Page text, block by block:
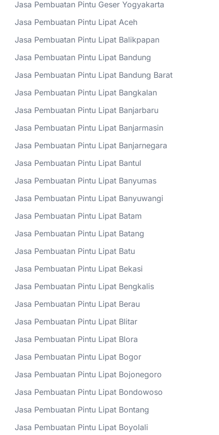
Jasa Pembuatan Pintu Geser Yogyakarta
Jasa Pembuatan Pintu Lipat Aceh
Jasa Pembuatan Pintu Lipat Balikpapan
Jasa Pembuatan Pintu Lipat Bandung
Jasa Pembuatan Pintu Lipat Bandung Barat
Jasa Pembuatan Pintu Lipat Bangkalan
Jasa Pembuatan Pintu Lipat Banjarbaru
Jasa Pembuatan Pintu Lipat Banjarmasin
Jasa Pembuatan Pintu Lipat Banjarnegara
Jasa Pembuatan Pintu Lipat Bantul
Jasa Pembuatan Pintu Lipat Banyumas
Jasa Pembuatan Pintu Lipat Banyuwangi
Jasa Pembuatan Pintu Lipat Batam
Jasa Pembuatan Pintu Lipat Batang
Jasa Pembuatan Pintu Lipat Batu
Jasa Pembuatan Pintu Lipat Bekasi
Jasa Pembuatan Pintu Lipat Bengkalis
Jasa Pembuatan Pintu Lipat Berau
Jasa Pembuatan Pintu Lipat Blitar
Jasa Pembuatan Pintu Lipat Blora
Jasa Pembuatan Pintu Lipat Bogor
Jasa Pembuatan Pintu Lipat Bojonegoro
Jasa Pembuatan Pintu Lipat Bondowoso
Jasa Pembuatan Pintu Lipat Bontang
Jasa Pembuatan Pintu Lipat Boyolali